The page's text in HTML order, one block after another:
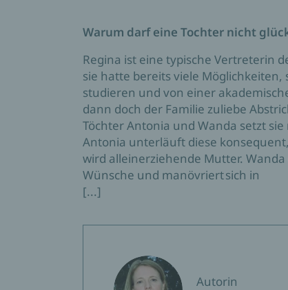
Warum darf eine Tochter nicht
Regina ist eine typische Vertreterin
sie hatte bereits viele Möglichkeiten,
studieren und von einer
dann doch der Familie zuliebe
Töchter Antonia und Wanda setzt
Antonia unterläuft diese
wird alleinerziehende Mutter.
Wünsche und manövriert sich in
[...]
Autorin